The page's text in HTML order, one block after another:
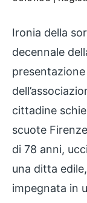
EMBED
Ironia della
decennale
cittadine
scuote
di 78 anni,
una ditta
impegnata in